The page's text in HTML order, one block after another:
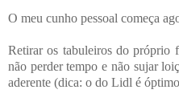
O meu cunho pessoal começa
Retirar os tabuleiros do próprio
não perder tempo e não sujar
aderente (dica: o do Lidl é